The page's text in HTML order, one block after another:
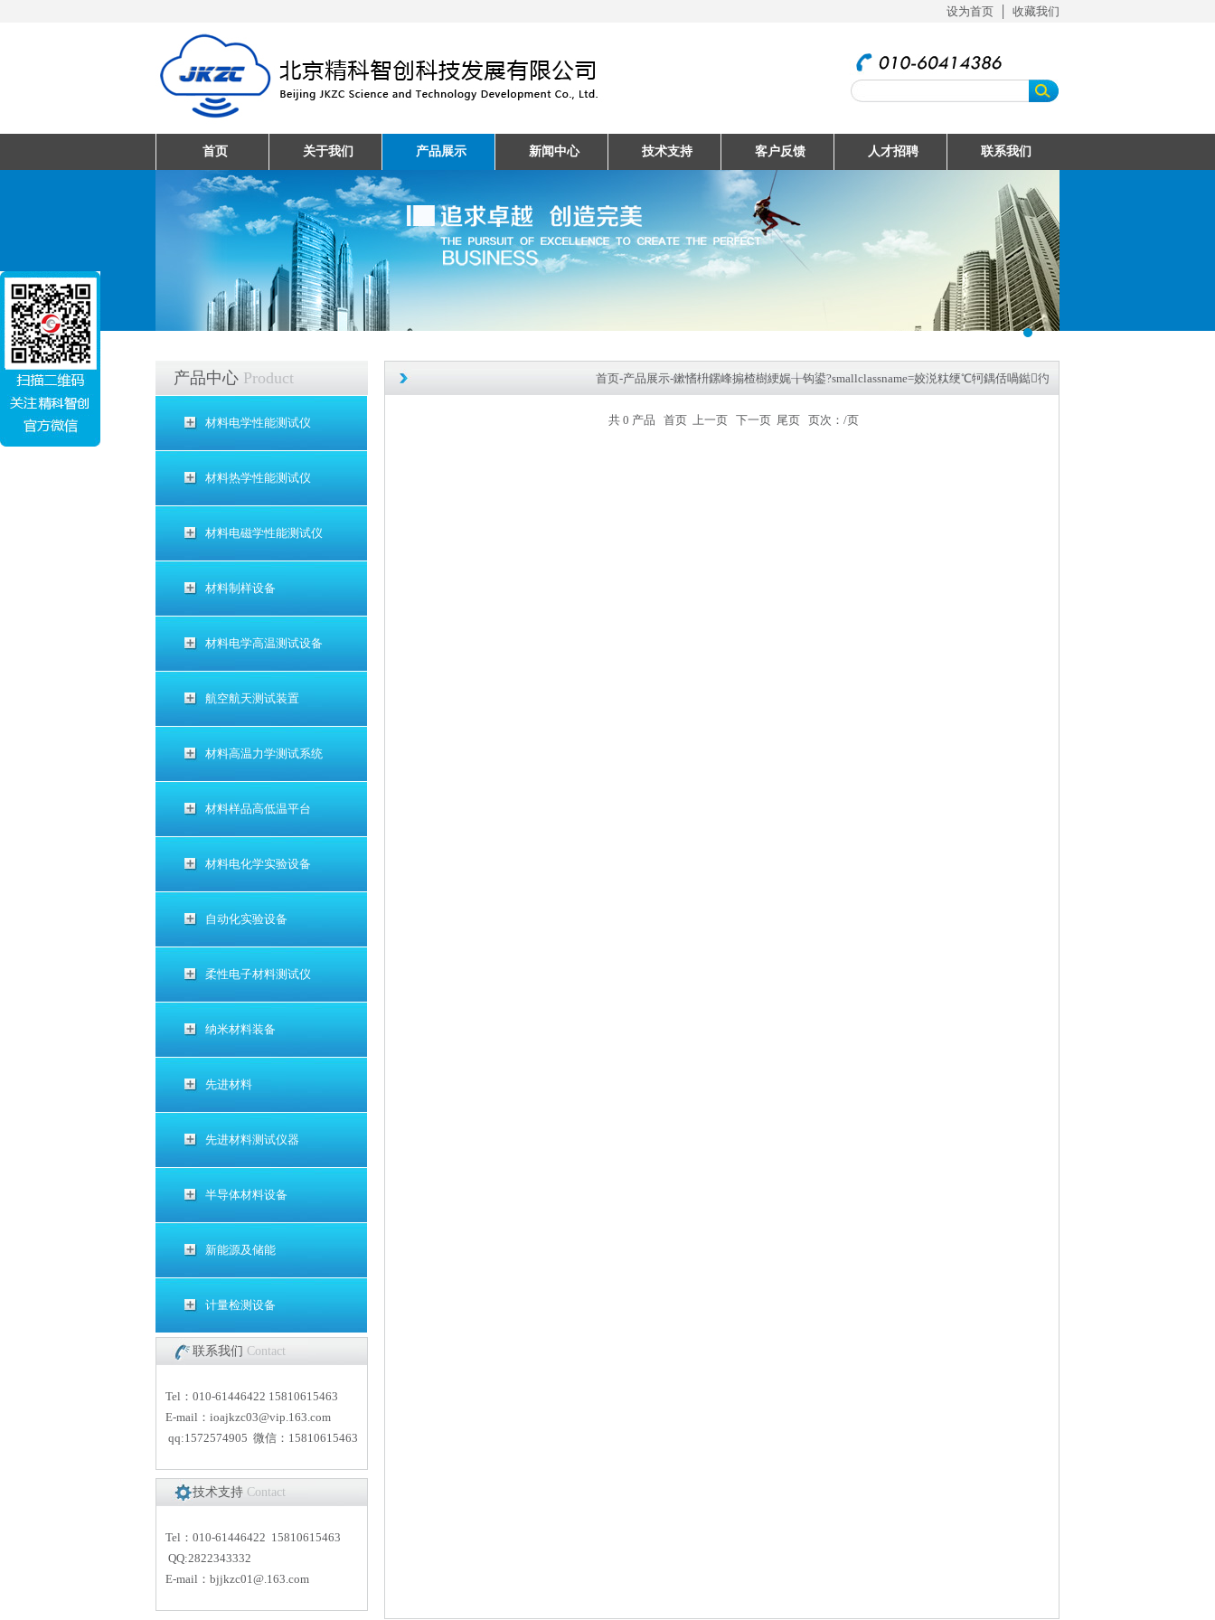
设为首页 收藏我们
首页 关于我们 产品展示 新闻中心 技术支持 客户反馈 人才招聘 联系我们
产品中心 Product
材料电学性能测试仪
材料热学性能测试仪
材料电磁学性能测试仪
材料制样设备
材料电学高温测试设备
航空航天测试装置
材料高温力学测试系统
材料样品高低温平台
材料电化学实验设备
自动化实验设备
柔性电子材料测试仪
纳米材料装备
先进材料
先进材料测试仪器
半导体材料设备
新能源及储能
计量检测设备
联系我们 Contact
Tel：010-61446422 15810615463
E-mail： ioajkzc03@vip.163.com
qq:1572574905 微信：15810615463
技术支持 Contact
Tel：010-61446422 15810615463
QQ:2822343332
E-mail： bjjkzc01@.163.com
首页-产品展示-鏉愭枡鏍峰搧楂樹綆娓╁钩鍙?smallclassname=姣涚粏绠℃牱鍝佸喎鐑彴
共 0 产品 首页 上一页 下一页 尾页 页次： /页